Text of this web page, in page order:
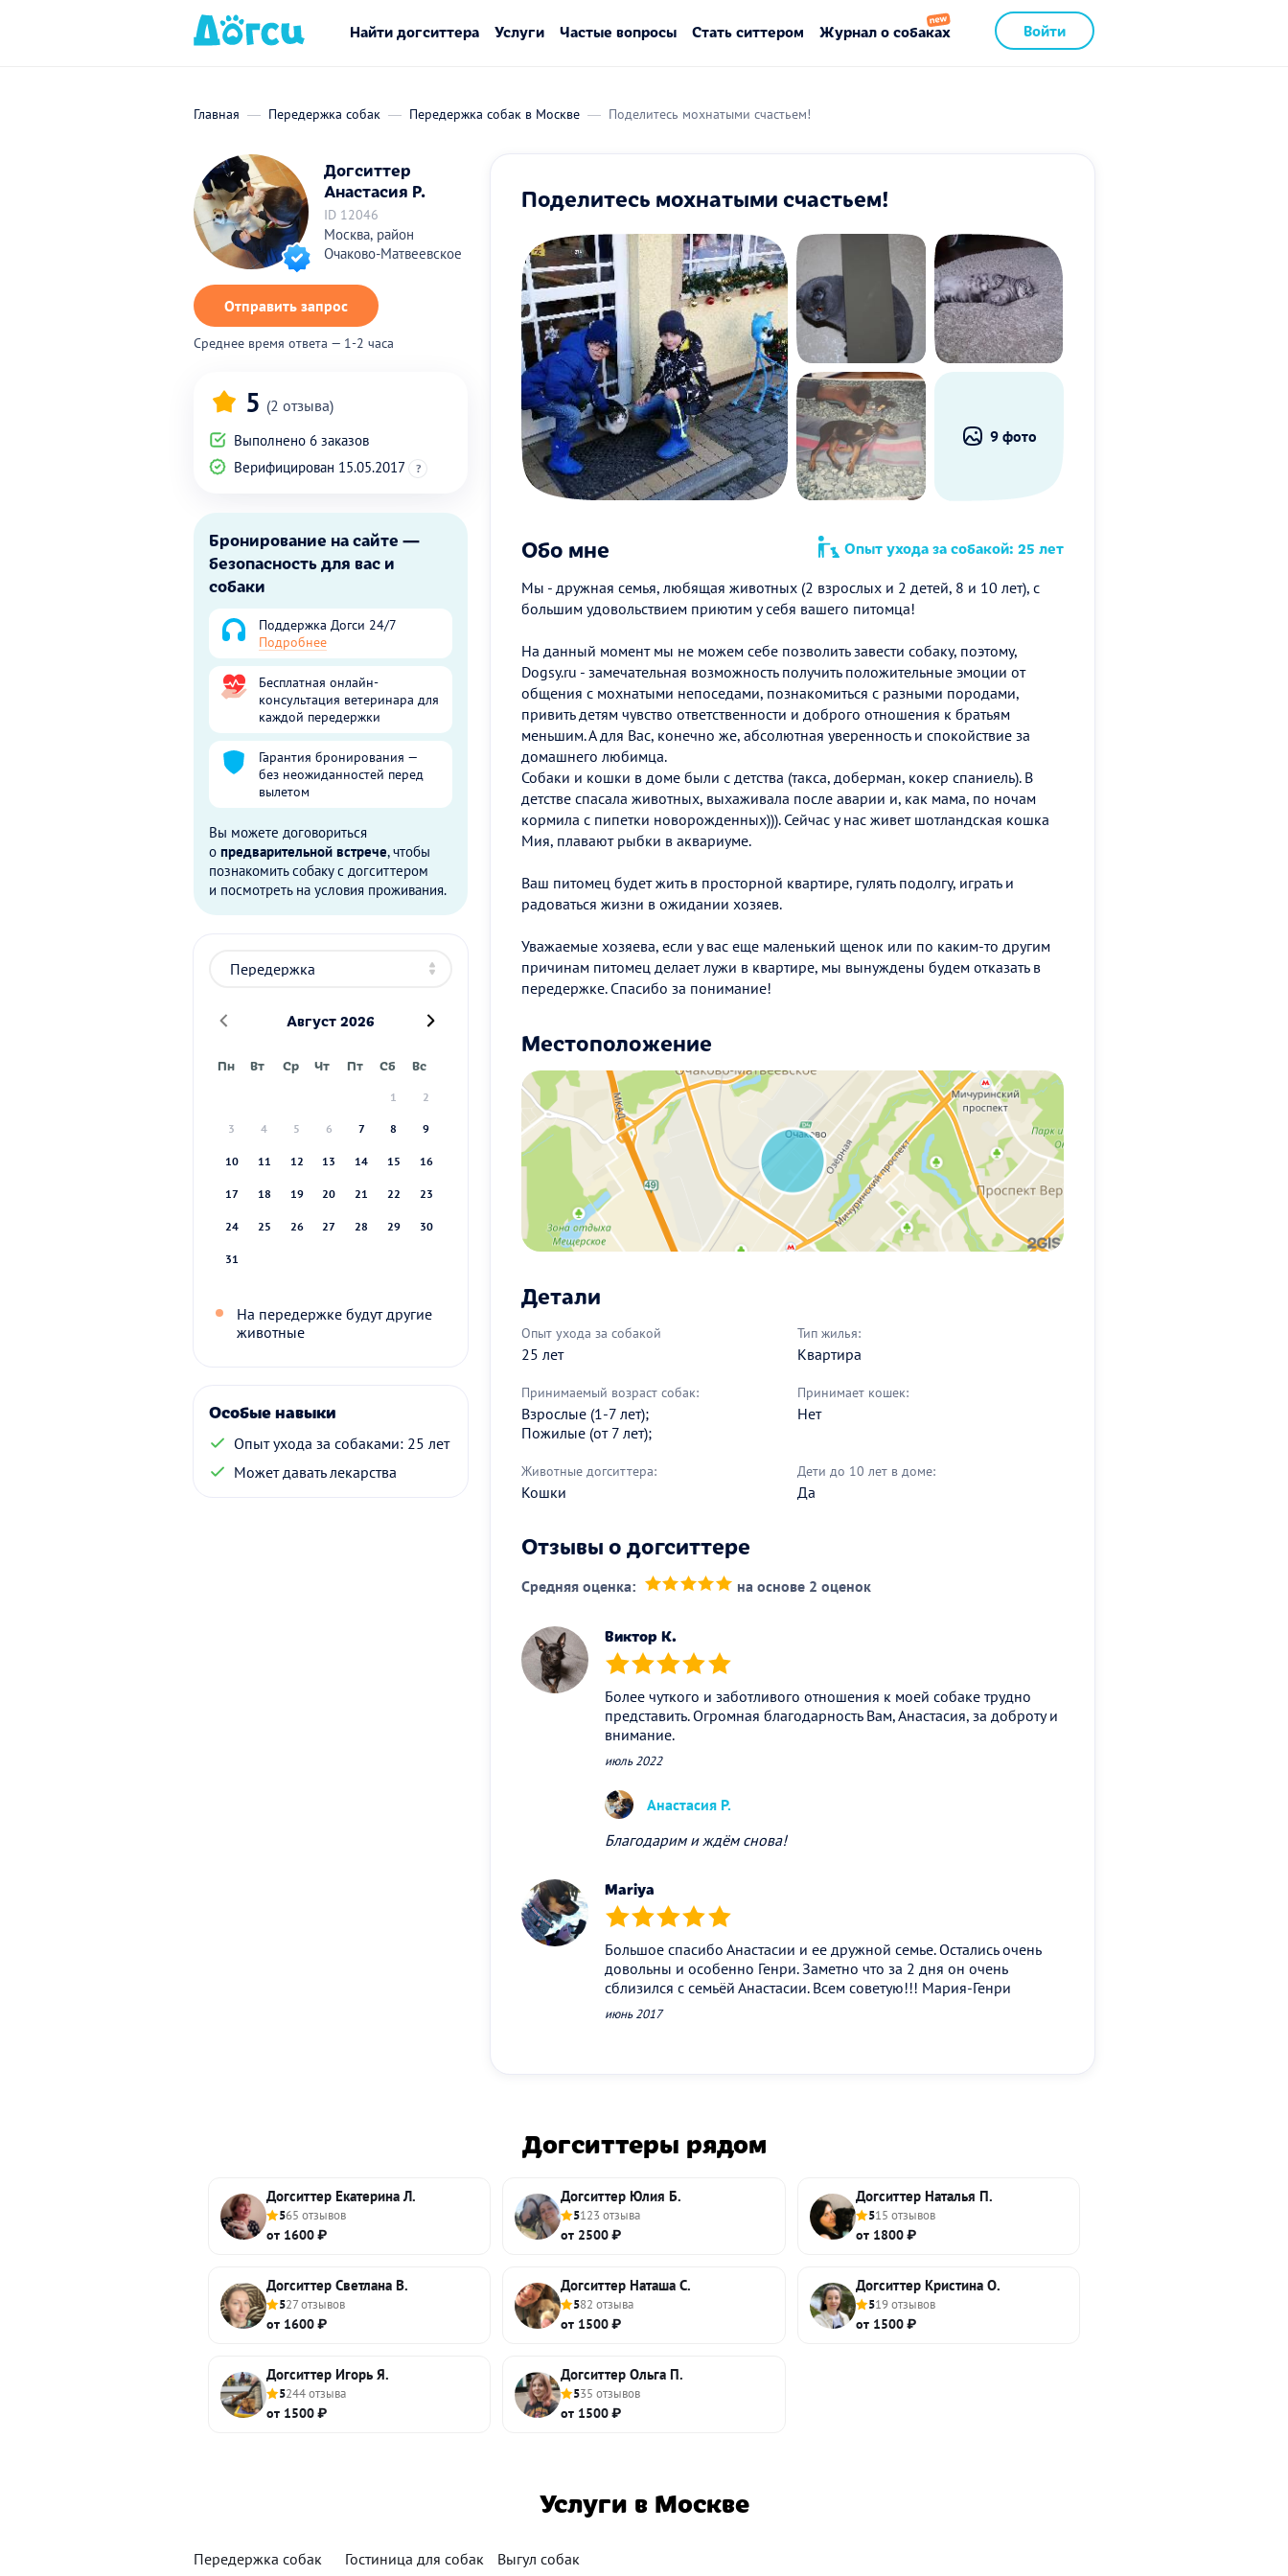
Войти
Найти догситтера Услуги Частые вопросы Стать ситтером Журнал о собаках
Главная Передержка собак Передержка собак в Москве Поделитесь мохнатыми счастьем!
Догситтер
Анастасия Р.
ID 12046
Москва, район
Очаково-Матвеевское
Отправить запрос
Среднее время ответа — 1-2 часа
5 (2 отзыва)
Выполнено 6 заказов
Верифицирован 15.05.2017
?
Бронирование на сайте —
безопасность для вас и
собаки
Поддержка Догси 24/7
Подробнее
Бесплатная онлайн-
консультация ветеринара для
каждой передержки
Гарантия бронирования —
без неожиданностей перед
вылетом
Вы можете договориться
о предварительной встрече, чтобы
познакомить собаку с догситтером
и посмотреть на условия проживания.
Август 2026
Пн Вт Ср Чт Пт Сб Вс
1 2
3 4 5 6 7 8 9
10 11 12 13 14 15 16
17 18 19 20 21 22 23
24 25 26 27 28 29 30
31
На передержке будут другие
животные
Особые навыки
Опыт ухода за собаками: 25 лет
Может давать лекарства
Поделитесь мохнатыми счастьем!
9 фото
Обо мне Опыт ухода за собакой: 25 лет
Мы - дружная семья, любящая животных (2 взрослых и 2 детей, 8 и 10 лет), с
большим удовольствием приютим у себя вашего питомца!
На данный момент мы не можем себе позволить завести собаку, поэтому,
Dogsy.ru - замечательная возможность получить положительные эмоции от
общения с мохнатыми непоседами, познакомиться с разными породами,
привить детям чувство ответственности и доброго отношения к братьям
меньшим. А для Вас, конечно же, абсолютная уверенность и спокойствие за
домашнего любимца.
Собаки и кошки в доме были с детства (такса, доберман, кокер спаниель). В
детстве спасала животных, выхаживала после аварии и, как мама, по ночам
кормила с пипетки новорожденных))). Сейчас у нас живет шотландская кошка
Мия, плавают рыбки в аквариуме.
Ваш питомец будет жить в просторной квартире, гулять подолгу, играть и
радоваться жизни в ожидании хозяев.
Уважаемые хозяева, если у вас еще маленький щенок или по каким-то другим
причинам питомец делает лужи в квартире, мы вынуждены будем отказать в
передержке. Спасибо за понимание!
Местоположение
Детали
Опыт ухода за собакой
25 лет
Тип жилья:
Квартира
Принимаемый возраст собак:
Взрослые (1-7 лет);
Пожилые (от 7 лет);
Принимает кошек:
Нет
Животные догситтера:
Кошки
Дети до 10 лет в доме:
Да
Отзывы о догситтере
Средняя оценка: на основе 2 оценок
Виктор К.
(*) (*) (*) (*) (*)
Более чуткого и заботливого отношения к моей собаке трудно
представить. Огромная благодарность Вам, Анастасия, за доброту и
внимание.
июль 2022
Анастасия Р.
Благодарим и ждём снова!
Mariya
(*) (*) (*) (*) (*)
Большое спасибо Анастасии и ее дружной семье. Остались очень
довольны и особенно Генри. Заметно что за 2 дня он очень
сблизился с семьёй Анастасии. Всем советую!!! Мария-Генри
июнь 2017
Догситтеры рядом
Догситтер Екатерина Л.
565 отзывов
от 1600 ₽
Догситтер Юлия Б.
5123 отзыва
от 2500 ₽
Догситтер Наталья П.
515 отзывов
от 1800 ₽
Догситтер Светлана В.
527 отзывов
от 1600 ₽
Догситтер Наташа С.
582 отзыва
от 1500 ₽
Догситтер Кристина О.
519 отзывов
от 1500 ₽
Догситтер Игорь Я.
5244 отзыва
от 1500 ₽
Догситтер Ольга П.
535 отзывов
от 1500 ₽
Услуги в Москве
Передержка собак Гостиница для собак Выгул собак